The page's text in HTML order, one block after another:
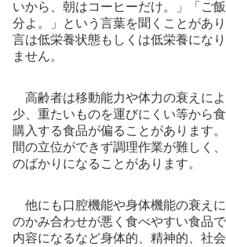
いから、朝はコーヒーだけ。」「ご
分よ。」という言葉を聞くことがあ
言は低栄養状態もしくは低栄養にな
ません。
高齢者は移動能力や体力の衰えに
少、重たいものを運びにくい等から
購入する食品が偏ることがあります
間の立位ができず調理作業が難しく
のばかりになることがあります。
他にも口腔機能や身体機能の衰え
のかみ合わせが悪く食べやすい食品
内容になるなど身体的、精神的、社